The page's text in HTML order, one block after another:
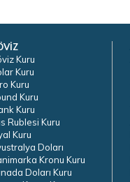
Kuru
Kuru
Kuru
Kuru
Kuru
Rublesi Kuru
Kuru
Doları
Kronu Kuru
Doları Kuru